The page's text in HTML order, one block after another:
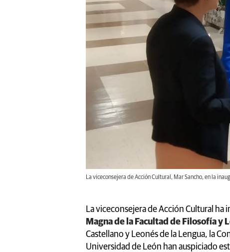
La viceconsejera de Acción Cultural, Mar Sancho, en la
La viceconsejera de Acción Cultural
Magna de la Facultad de Filosofía y
Castellano y Leonés de la Lengua, la
Universidad de León han auspiciado